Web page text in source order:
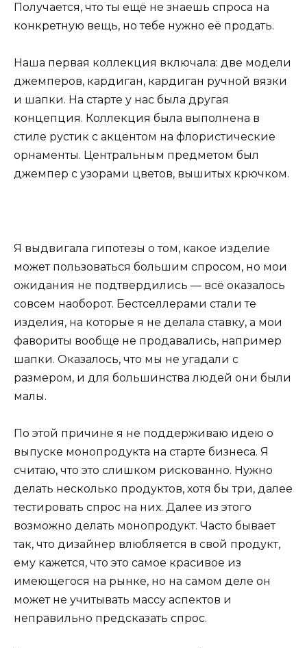
Получается, что ты ещё не знаешь спроса на
конкретную вещь, но тебе нужно её продать.
Наша первая коллекция включала: две модели
джемперов, кардиган, кардиган ручной вязки
и шапки. На старте у нас была другая
концепция. Коллекция была выполнена в
стиле рустик с акцентом на флористические
орнаменты. Центральным предметом был
джемпер с узорами цветов, вышитых крючком.
Я выдвигала гипотезы о том, какое изделие
может пользоваться большим спросом, но мои
ожидания не подтвердились — всё оказалось
совсем наоборот. Бестселлерами стали те
изделия, на которые я не делала ставку, а мои
фавориты вообще не продавались, например
шапки. Оказалось, что мы не угадали с
размером, и для большинства людей они были
малы.
По этой причине я не поддерживаю идею о
выпуске монопродукта на старте бизнеса. Я
считаю, что это слишком рискованно. Нужно
делать несколько продуктов, хотя бы три, далее
тестировать спрос на них. Далее из этого
возможно делать монопродукт. Часто бывает
так, что дизайнер влюбляется в свой продукт,
ему кажется, что это самое красивое из
имеющегося на рынке, но на самом деле он
может не учитывать массу аспектов и
неправильно предсказать спрос.